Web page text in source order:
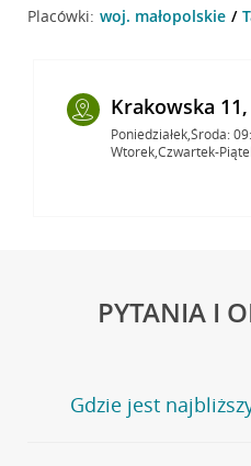
Placówki: woj. małopolskie
Krakowska
Poniedziałek,Środa:
Wtorek,Czwartek-
PYTANIA I
Gdzie jest